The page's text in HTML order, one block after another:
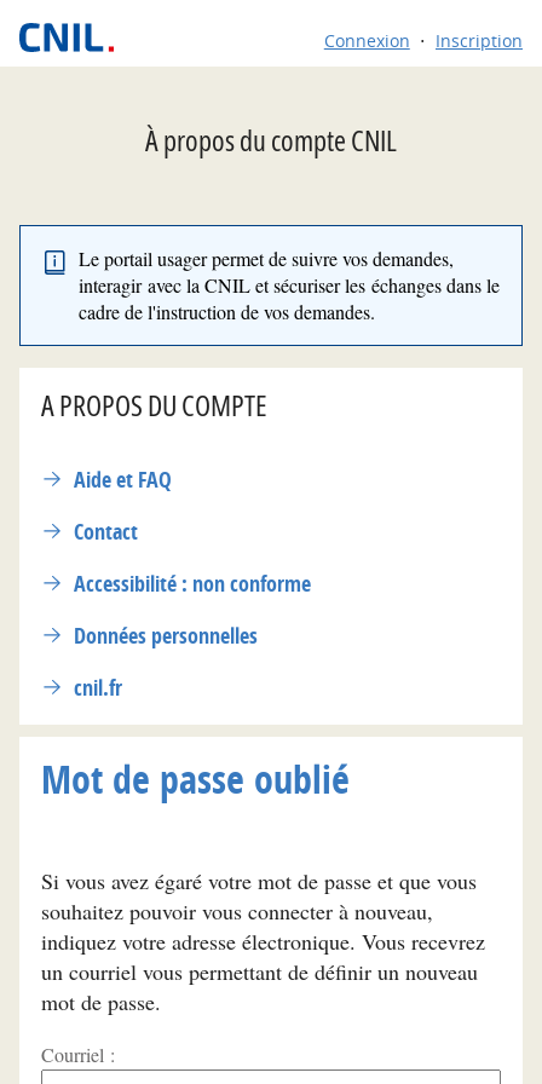
Connexion Inscription
À propos du compte CNIL
Le portail usager permet de suivre vos demandes,
interagir avec la CNIL et sécuriser les échanges dans le
cadre de l'instruction de vos demandes.
A PROPOS DU COMPTE
Aide et FAQ
Contact
Accessibilité : non conforme
Données personnelles
cnil.fr
Mot de passe oublié
Si vous avez égaré votre mot de passe et que vous
souhaitez pouvoir vous connecter à nouveau,
indiquez votre adresse électronique. Vous recevrez
un courriel vous permettant de définir un nouveau
mot de passe.
Courriel :